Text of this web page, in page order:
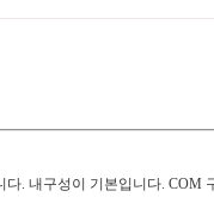
. 내구성이 기본입니다. COM